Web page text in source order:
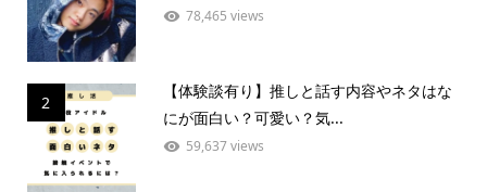
78,465 views
2
【体験談有り】推しと話す内容やネタはな
にが面白い？可愛い？気...
59,637 views